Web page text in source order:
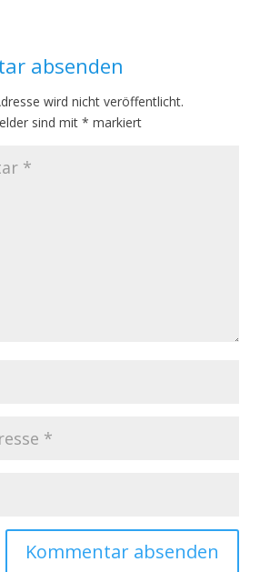
absenden
wird nicht veröffentlicht.
sind mit * markiert